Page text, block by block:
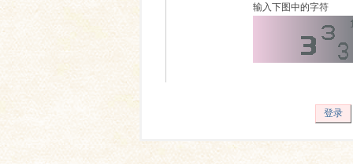
输入下图中的字符
登录